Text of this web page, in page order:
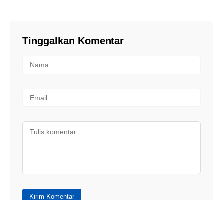
Tinggalkan Komentar
Kirim Komentar